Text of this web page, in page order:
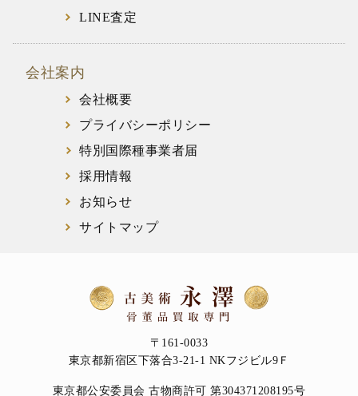
LINE査定
会社案内
会社概要
プライバシーポリシー
特別国際種事業者届
採用情報
お知らせ
サイトマップ
〒161-0033
東京都新宿区下落合3-21-1 NKフジビル9Ｆ
東京都公安委員会 古物商許可 第304371208195号